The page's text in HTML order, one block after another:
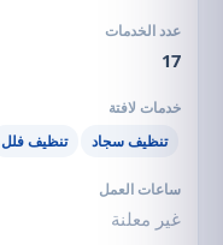
17
تنظيف سجاد تنظيف فلل
غير معلنة